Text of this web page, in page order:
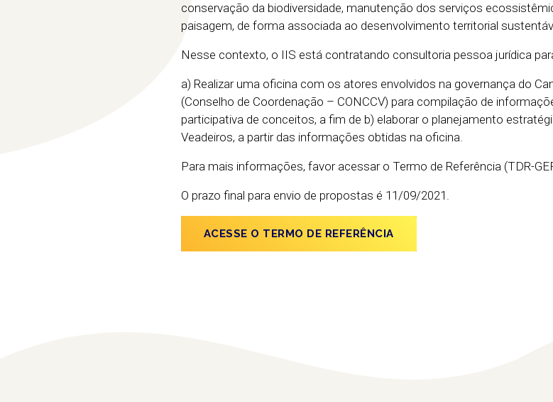
conservação da biodiversidade, manutenção dos serviços
paisagem, de forma associada ao desenvolvimento territorial
Nesse contexto, o IIS está contratando consultoria pessoa jurídica
a) Realizar uma oficina com os atores envolvidos na governança do
(Conselho de Coordenação – CONCCV) para compilação de
participativa de conceitos, a fim de b) elaborar o planejamento
Veadeiros, a partir das informações obtidas na oficina.
Para mais informações, favor acessar o Termo de Referência (TDR-
O prazo final para envio de propostas é 11/09/2021.
ACESSE O TERMO DE REFERÊNCIA